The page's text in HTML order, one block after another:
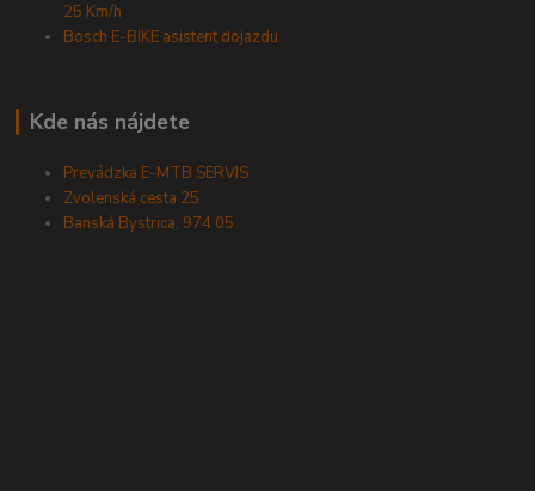
25 Km/h
Bosch E-BIKE asistent dojazdu
Kde nás nájdete
Prevádzka E-MTB SERVIS
Zvolenská cesta 25
Banská Bystrica, 974 05